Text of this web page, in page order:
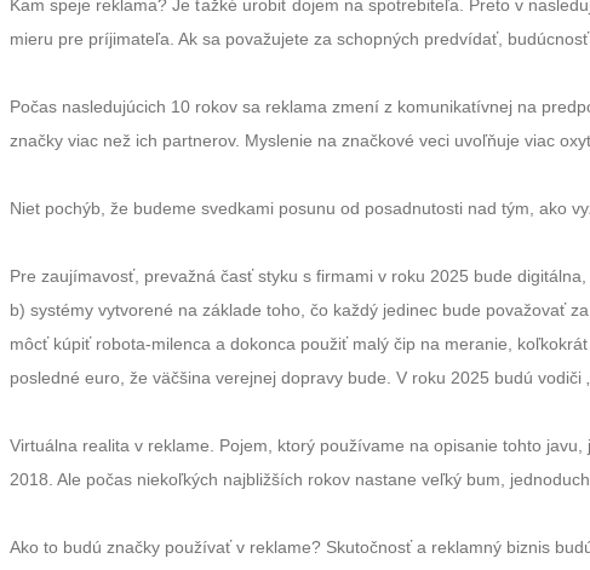
Kam speje reklama? Je ťažké urobiť dojem na spotrebiteľa. Preto v
mieru pre príjimateľa. Ak sa považujete za schopných predvídať,
Počas nasledujúcich 10 rokov sa reklama zmení z komunikatívnej na
značky viac než ich partnerov. Myslenie na značkové veci uvoľňuje viac
Niet pochýb, že budeme svedkami posunu od posadnutosti nad tým, ako
Pre zaujímavosť, prevažná časť styku s firmami v roku 2025 bude
b) systémy vytvorené na základe toho, čo každý jedinec bude považovať
môcť kúpiť robota-milenca a dokonca použiť malý čip na meranie,
posledné euro, že väčšina verejnej dopravy bude. V roku 2025 budú
Virtuálna realita v reklame. Pojem, ktorý používame na opisanie tohto
2018. Ale počas niekoľkých najbližších rokov nastane veľký bum,
Ako to budú značky používať v reklame? Skutočnosť a reklamný biznis